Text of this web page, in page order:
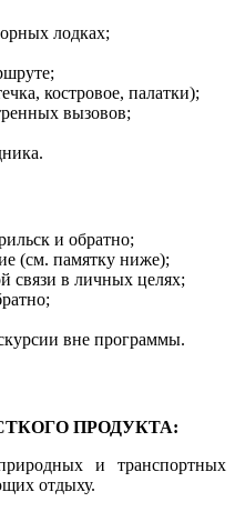
лодках;
костровое, палатки);
вызовов;
и обратно;
(см. памятку ниже);
связи в личных целях;
вне программы.
ПРОДУКТА:
и транспортных
отдыху.